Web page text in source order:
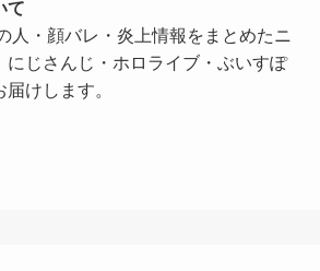
て
人・顔バレ・炎上情報をまとめたニ
にじさんじ・ホロライブ・ぶいすぽ
けします。